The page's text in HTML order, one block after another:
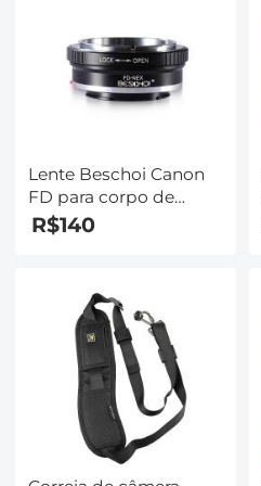
Lente Beschoi Canon
FD para corpo de
câmera Sony Alpha
NEX Mount Adaptador
K&F Concept
R$140